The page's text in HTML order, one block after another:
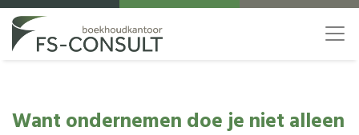
Naar inhoud
Want ondernemen doe je niet alleen